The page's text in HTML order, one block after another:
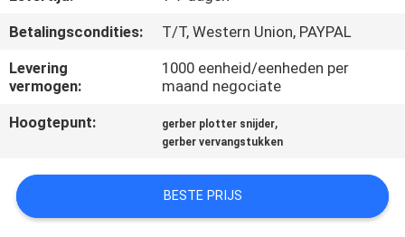
VERZOEK
OM EEN
CITAAT
SITEMAP
PRIVACY
POLICY
Betalingscondities:
T/T, Western Union, PAYPAL
Levering
vermogen:
1000 eenheid/eenheden per
maand negociate
Hoogtepunt:
gerber plotter snijder,
gerber vervangstukken
BESTE PRIJS